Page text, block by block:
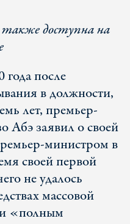
доступна на
года после
в должности,
лет, премьер-
заявил о своей
министром в
своей первой
не удалось
массовой
«полным